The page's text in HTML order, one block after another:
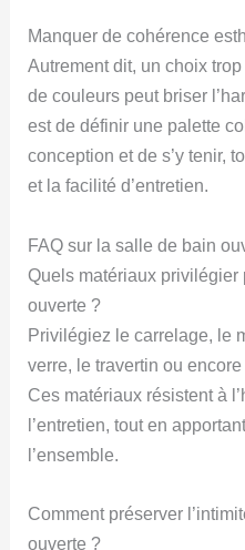
Manquer de cohérence
Autrement dit, un choix
de couleurs peut briser
est de définir une palette
conception et de s’y tenir,
et la facilité d’entretien.
FAQ sur la salle de bain
Quels matériaux
ouverte ?
Privilégiez le carrelage, le
verre, le travertin ou
Ces matériaux résistent à
l’entretien, tout en
l’ensemble.
Comment préserver
ouverte ?